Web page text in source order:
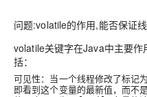
问题:volatile的作用,能否保证
volatile关键字在Java中主要作
括：
可见性：当一个线程修改了标记为
即看到这个变量的最新值，而不